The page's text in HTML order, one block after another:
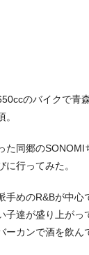
のバイクで青
た同郷のSONOMI
に行ってみた。
手めのR&Bが中心
子達が盛り上がっ
カンで酒を飲ん